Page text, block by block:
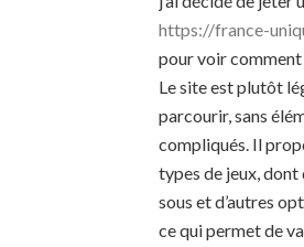
https://france-
pour voir comment
Le site est plutôt
parcourir, sans
compliqués. Il
types de jeux, dont
sous et d’autres
ce qui permet de